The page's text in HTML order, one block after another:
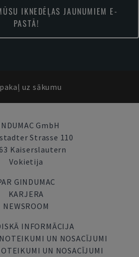
IKNEDĒĻAS JAUNUMIEM E-
PASTĀ!
uz sākumu
GmbH
Strasse 110
Kaiserslautern
Vokietija
GINDUMAC
KARJERA
NEWSROOM
INFORMĀCIJA
UN NOSACĪJUMI
UN NOSACĪJUMI